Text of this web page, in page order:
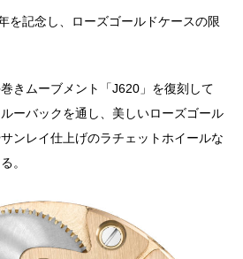
を記念し、ローズゴールドケースの限
きムーブメント「J620」を復刻して
ーバックを通し、美しいローズゴール
ンレイ仕上げのラチェットホイールな
。